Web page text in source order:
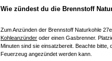
Wie zündest du die Brennstoff
Zum Anzünden der Brennstoff Naturkohle
Kohleanzünder oder einen Gasbrenner.
Minuten sind sie einsatzbereit. Beachte
Feuerzeug angezündet werden kann.